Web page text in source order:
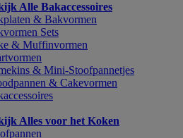
Alle Bakaccessoires
& Bakvormen
Sets
& Muffinvormen
& Mini-Stoofpannetjes
& Cakevormen
Alles voor het Koken